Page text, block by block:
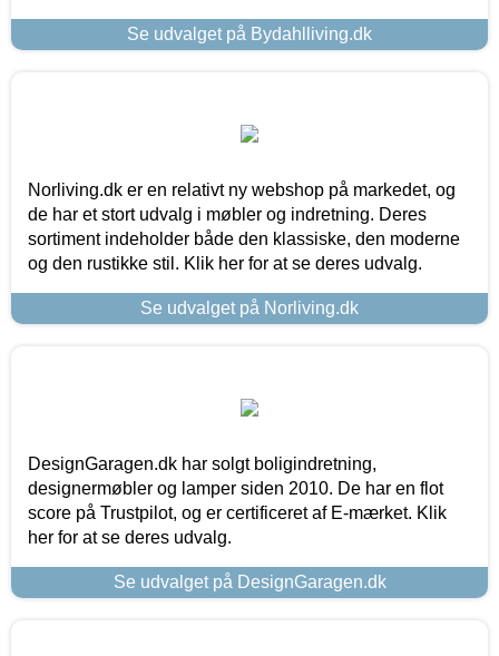
Se udvalget på Bydahlliving.dk
Norliving.dk er en relativt ny webshop på markedet, og
de har et stort udvalg i møbler og indretning. Deres
sortiment indeholder både den klassiske, den moderne
og den rustikke stil. Klik her for at se deres udvalg.
Se udvalget på Norliving.dk
DesignGaragen.dk har solgt boligindretning,
designermøbler og lamper siden 2010. De har en flot
score på Trustpilot, og er certificeret af E-mærket. Klik
her for at se deres udvalg.
Se udvalget på DesignGaragen.dk